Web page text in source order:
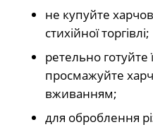
не купуйте
стихійної торгівлі;
ретельно
просмажуйте
вживанням;
для оброблення